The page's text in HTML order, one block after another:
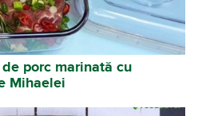
porc marinată cu
Mihaelei